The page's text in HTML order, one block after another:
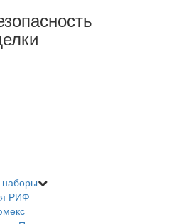
наборы
РИФ